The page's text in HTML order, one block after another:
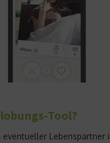
Tool?
Lebenspartner